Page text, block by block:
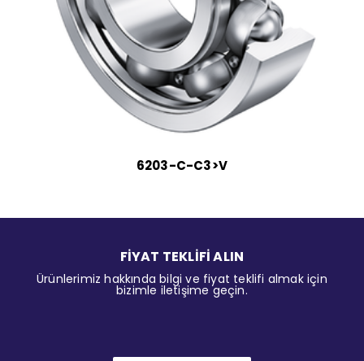
6203-C-C3>V
FİYAT TEKLİFİ ALIN
Ürünlerimiz hakkında bilgi ve fiyat teklifi almak için
bizimle iletişime geçin.